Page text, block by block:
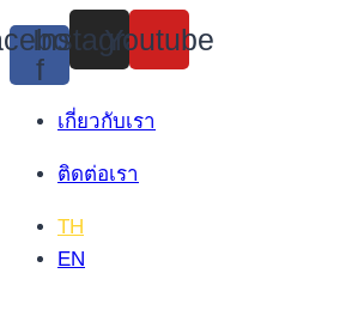
Skip
to
content
f
Instagram
Youtube
เกี่ยวกับเรา
ติดต่อเรา
TH
EN